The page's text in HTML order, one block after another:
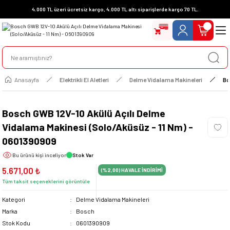
4.000 TL üzeri ücretsiz kargo, 4.000 TL altı siparişlerde kargo 70 TL.
Anasayfa Elektrikli El Aletleri Delme Vidalama Makineleri
Bosch GWB 12V-10 Akülü Açılı Delme
Vidalama Makinesi (Solo/Aküsüz - 11 Nm) -
0601390909
Bu ürünü kişi inceliyor Stok Var
5.671,00 ₺
Tüm taksit seçeneklerini görüntüle
(%2,00)HAVALE İNDİRİMİ
Kategori
Delme Vidalama Makineleri
Marka
Bosch
Stok Kodu
0601390909